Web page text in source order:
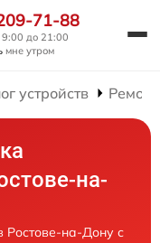
71-88
до 21:00
мне утром
устройств
на-
Ростове-на-Дону с